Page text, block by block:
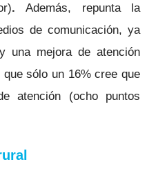
. Además, repunta la
de comunicación, ya
una mejora de atención
sólo un 16% cree que
atención (ocho puntos